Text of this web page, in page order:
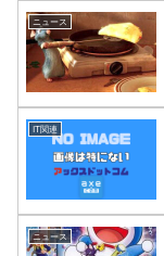
ニュース
IT関連
ニュース